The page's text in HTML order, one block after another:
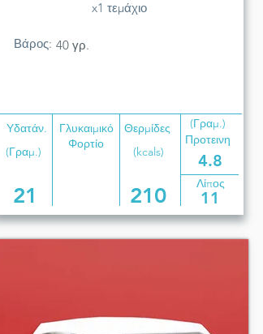
x1 τεμάχιο
Βάρος: 40 γρ.
Υδατάν.
Γλυκαιμικό
Φορτίο
(Γραμ.)
Θερμίδες
(kcals)
Προτεινη
4.8
(Γραμ.)
21 210 Λίπος
11